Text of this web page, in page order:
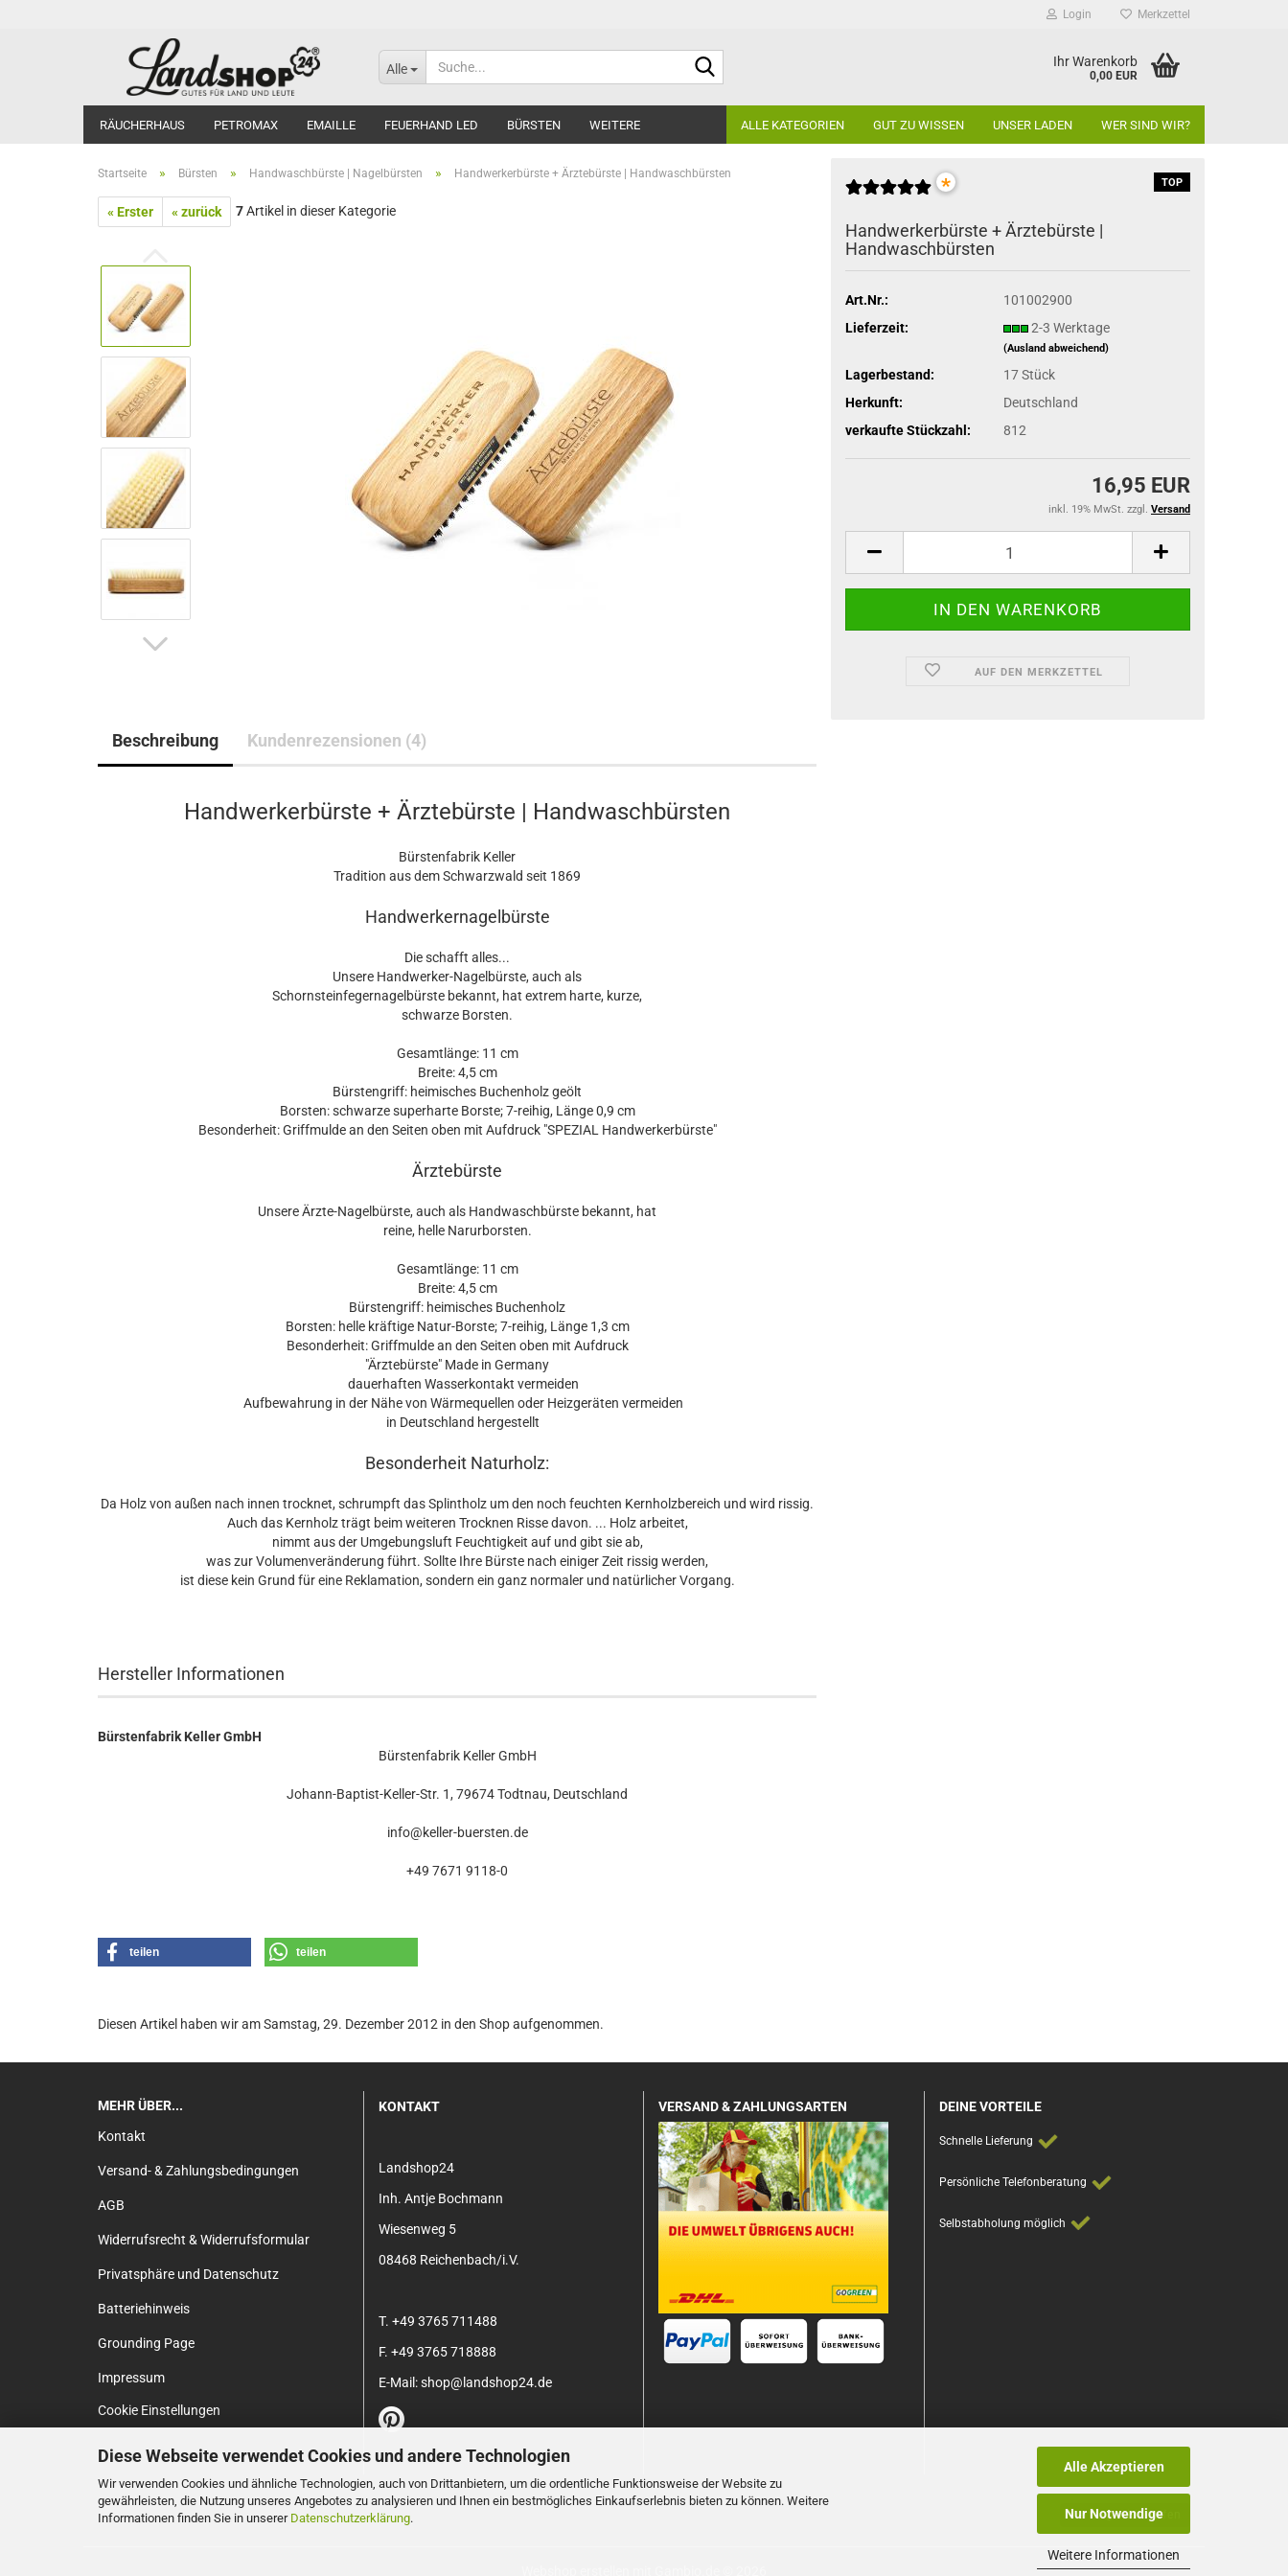
Diese Webseite verwendet Cookies und andere Technologien
Wir verwenden Cookies und ähnliche Technologien, auch von Drittanbietern, um die ordentliche Funktionsweise der Website zu
gewährleisten, die Nutzung unseres Angebotes zu analysieren und Ihnen ein bestmögliches Einkaufserlebnis bieten zu können. Weitere
Informationen finden Sie in unserer Datenschutzerklärung.
Alle Akzeptieren
Nur Notwendige
Weitere Informationen
Login Merkzettel
Alle Ihr Warenkorb
0,00 EUR
RÄUCHERHAUS PETROMAX EMAILLE FEUERHAND LED BÜRSTEN ALLE KATEGORIEN GUT ZU WISSEN UNSER LADEN WER SIND WIR?
WEITERE
Startseite » Bürsten » Handwaschbürste | Nagelbürsten » Handwerkerbürste + Ärztebürste | Handwaschbürsten
« Erster « zurück 7Artikel in dieser Kategorie
TOP
*
Handwerkerbürste + Ärztebürste |
Handwaschbürsten
Art.Nr.:
101002900
Lieferzeit:
2-3 Werktage
(Ausland abweichend)
Lagerbestand: 17Stück
Herkunft:
Deutschland
verkaufte Stückzahl:
812
16,95 EUR
inkl. 19% MwSt. zzgl. Versand
AUF DEN MERKZETTEL
Beschreibung Kundenrezensionen (4)
Handwerkerbürste + Ärztebürste | Handwaschbürsten
Bürstenfabrik Keller
Tradition aus dem Schwarzwald seit 1869
Handwerkernagelbürste
Die schafft alles...
Unsere Handwerker-Nagelbürste, auch als
Schornsteinfegernagelbürste bekannt, hat extrem harte, kurze,
schwarze Borsten.
Gesamtlänge: 11 cm
Breite: 4,5 cm
Bürstengriff: heimisches Buchenholz geölt
Borsten: schwarze superharte Borste; 7-reihig, Länge 0,9 cm
Besonderheit: Griffmulde an den Seiten oben mit Aufdruck "SPEZIAL Handwerkerbürste"
Ärztebürste
Unsere Ärzte-Nagelbürste, auch als Handwaschbürste bekannt, hat
reine, helle Narurborsten.
Gesamtlänge: 11 cm
Breite: 4,5 cm
Bürstengriff: heimisches Buchenholz
Borsten: helle kräftige Natur-Borste; 7-reihig, Länge 1,3 cm
Besonderheit: Griffmulde an den Seiten oben mit Aufdruck
"Ärztebürste" Made in Germany
dauerhaften Wasserkontakt vermeiden
Aufbewahrung in der Nähe von Wärmequellen oder Heizgeräten vermeiden
in Deutschland hergestellt
Besonderheit Naturholz:
Da Holz von außen nach innen trocknet, schrumpft das Splintholz um den noch feuchten Kernholzbereich und wird rissig.
Auch das Kernholz trägt beim weiteren Trocknen Risse davon. ... Holz arbeitet,
nimmt aus der Umgebungsluft Feuchtigkeit auf und gibt sie ab,
was zur Volumenveränderung führt. Sollte Ihre Bürste nach einiger Zeit rissig werden,
ist diese kein Grund für eine Reklamation, sondern ein ganz normaler und natürlicher Vorgang.
Hersteller Informationen
Bürstenfabrik Keller GmbH
Bürstenfabrik Keller GmbH
Johann-Baptist-Keller-Str. 1, 79674 Todtnau, Deutschland
info@keller-buersten.de
+49 7671 9118-0
teilen teilen
Diesen Artikel haben wir am Samstag, 29. Dezember 2012 in den Shop aufgenommen.
MEHR ÜBER...
Kontakt
Versand- & Zahlungsbedingungen
AGB
Widerrufsrecht & Widerrufsformular
Privatsphäre und Datenschutz
Batteriehinweis
Grounding Page
Impressum
Cookie Einstellungen
KONTAKT
Landshop24
Inh. Antje Bochmann
Wiesenweg 5
08468 Reichenbach/i.V.
T. +49 3765 711488
F. +49 3765 718888
E-Mail: shop@landshop24.de
VERSAND & ZAHLUNGSARTEN DEINE VORTEILE
Schnelle Lieferung
Persönliche Telefonberatung
Selbstabholung möglich
Vertrag widerrufen